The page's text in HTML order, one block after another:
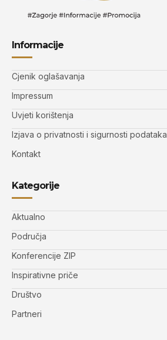
Informacije
Cjenik oglašavanja
Impressum
Uvjeti korištenja
Izjava o privatnosti i sigurnosti podataka
Kontakt
Kategorije
Aktualno
Područja
Konferencije ZIP
Inspirativne priče
Društvo
Partneri